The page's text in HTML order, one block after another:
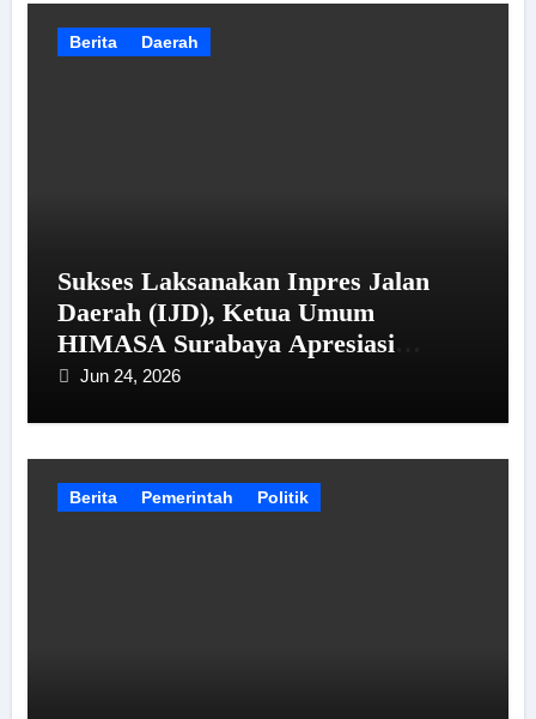
Berita Daerah
Sukses Laksanakan Inpres Jalan
Daerah (IJD), Ketua Umum
HIMASA Surabaya Apresiasi
Kinerja Bupati Sampang
Jun 24, 2026
Berita Pemerintah Politik